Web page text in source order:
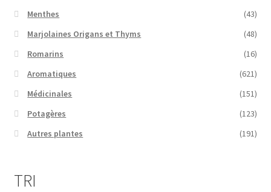
Menthes
(43)
Marjolaines Origans et Thyms
(48)
Romarins
(16)
Aromatiques
(621)
Médicinales
(151)
Potagères
(123)
Autres plantes
(191)
TRI